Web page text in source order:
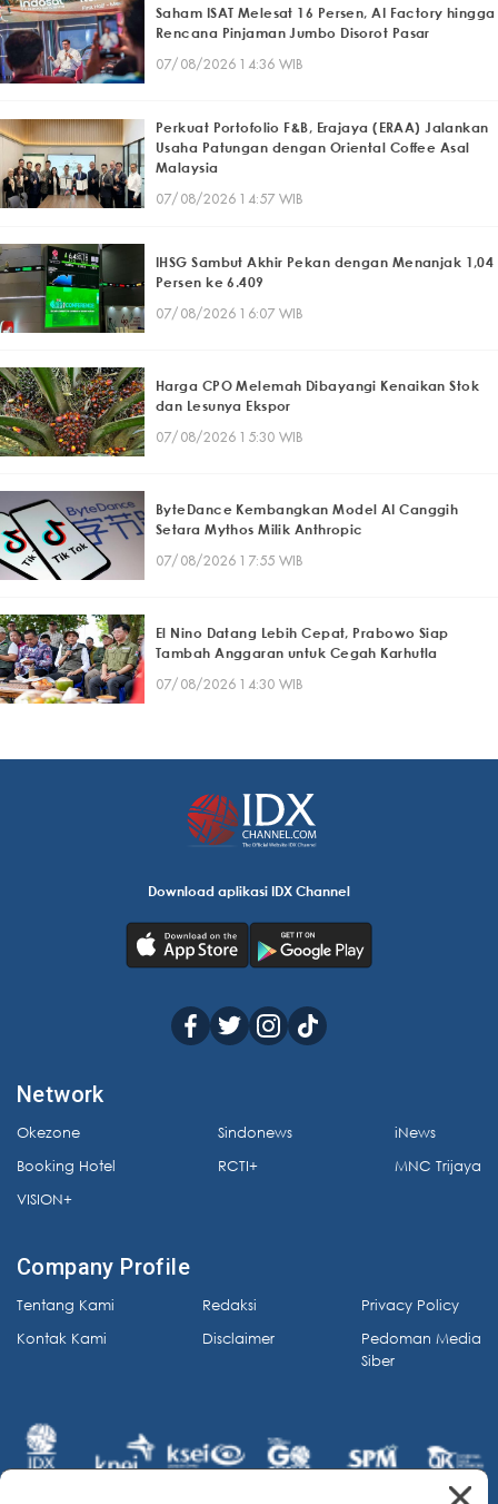
Saham ISAT Melesat 16 Persen, AI Factory hingga
Rencana Pinjaman Jumbo Disorot Pasar
07/08/2026 14:36 WIB
Perkuat Portofolio F&B, Erajaya (ERAA) Jalankan
Usaha Patungan dengan Oriental Coffee Asal
Malaysia
07/08/2026 14:57 WIB
IHSG Sambut Akhir Pekan dengan Menanjak 1,04
Persen ke 6.409
07/08/2026 16:07 WIB
Harga CPO Melemah Dibayangi Kenaikan Stok
dan Lesunya Ekspor
07/08/2026 15:30 WIB
ByteDance Kembangkan Model AI Canggih
Setara Mythos Milik Anthropic
07/08/2026 17:55 WIB
El Nino Datang Lebih Cepat, Prabowo Siap
Tambah Anggaran untuk Cegah Karhutla
07/08/2026 14:30 WIB
Download aplikasi IDX Channel
Network
Okezone
Booking Hotel
VISION+
Sindonews
RCTI+
iNews
MNC Trijaya
Company Profile
Tentang Kami
Kontak Kami
Redaksi
Disclaimer
Privacy Policy
Pedoman Media
Siber